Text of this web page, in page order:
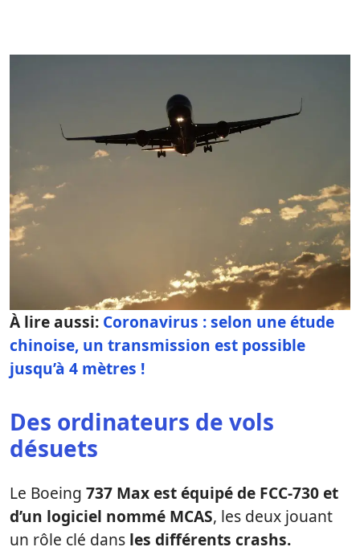
À lire aussi: Coronavirus : selon une étude
chinoise, un transmission est possible
jusqu’à 4 mètres !
Des ordinateurs de vols
désuets
Le Boeing 737 Max est équipé de FCC-730 et
d’un logiciel nommé MCAS, les deux jouant
un rôle clé dans les différents crashs.